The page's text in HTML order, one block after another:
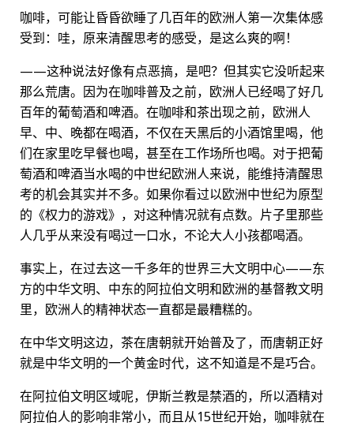
咖啡，可能让昏昏欲睡了几百年的欧洲人第一次集体感
受到：哇，原来清醒思考的感受，是这么爽的啊！
——这种说法好像有点恶搞，是吧？但其实它没听起来
那么荒唐。因为在咖啡普及之前，欧洲人已经喝了好几
百年的葡萄酒和啤酒。在咖啡和茶出现之前，欧洲人
早、中、晚都在喝酒，不仅在天黑后的小酒馆里喝，他
们在家里吃早餐也喝，甚至在工作场所也喝。对于把葡
萄酒和啤酒当水喝的中世纪欧洲人来说，能维持清醒思
考的机会其实并不多。如果你看过以欧洲中世纪为原型
的《权力的游戏》，对这种情况就有点数。片子里那些
人几乎从来没有喝过一口水，不论大人小孩都喝酒。
事实上，在过去这一千多年的世界三大文明中心——东
方的中华文明、中东的阿拉伯文明和欧洲的基督教文明
里，欧洲人的精神状态一直都是最糟糕的。
在中华文明这边，茶在唐朝就开始普及了，而唐朝正好
就是中华文明的一个黄金时代，这不知道是不是巧合。
在阿拉伯文明区域呢，伊斯兰教是禁酒的，所以酒精对
阿拉伯人的影响非常小，而且从15世纪开始，咖啡就在